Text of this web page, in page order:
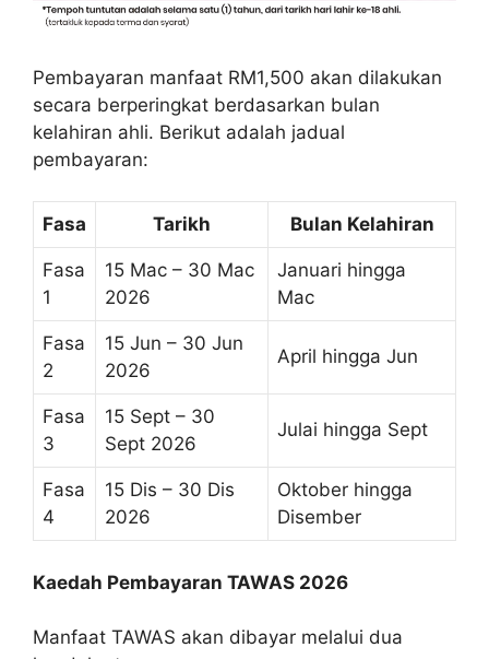
Pembayaran manfaat RM1,500 akan dilakukan
secara berperingkat berdasarkan bulan
kelahiran ahli. Berikut adalah jadual
pembayaran:
Fasa Tarikh Bulan Kelahiran
Fasa
1
15 Mac – 30 Mac
2026
Januari hingga
Mac
Fasa
2
15 Jun – 30 Jun
2026
April hingga Jun
Fasa
3
15 Sept – 30
Sept 2026
Julai hingga Sept
Fasa
4
15 Dis – 30 Dis
2026
Oktober hingga
Disember
Kaedah Pembayaran TAWAS 2026
Manfaat TAWAS akan dibayar melalui dua